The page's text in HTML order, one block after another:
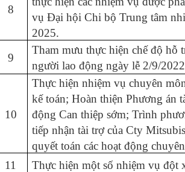
8
vụ Đại hội Chi bộ Trung tâm
2025.
9
Tham mưu thực hiện chế độ hỗ
người lao động ngày lễ 2/9/
10
Thực hiện nhiệm vụ chuyên
kế toán; Hoàn thiện Phương án
động Can thiệp sớm; Trình
tiếp nhận tài trợ của Cty
quyết toán các hoạt động
11 Thực hiện một số nhiệm vụ đột